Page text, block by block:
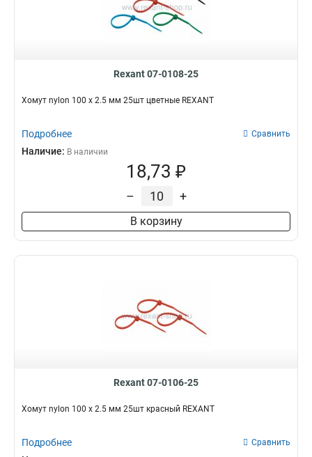
Rexant 07-0108-25
Хомут nylon 100 х 2.5 мм 25шт цветные REXANT
Подробнее Сравнить
Наличие: В наличии
18,73 ₽
– +
В корзину
Rexant 07-0106-25
Хомут nylon 100 х 2.5 мм 25шт красный REXANT
Подробнее Сравнить